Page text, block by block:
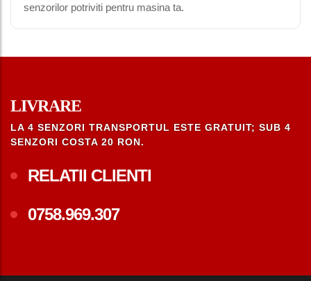
senzorilor potriviti pentru masina ta.
LIVRARE
LA 4 SENZORI TRANSPORTUL ESTE GRATUIT; SUB 4
SENZORI COSTA 20 RON.
RELATII CLIENTI
0758.969.307